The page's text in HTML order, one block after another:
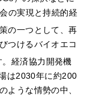
の実現と持続的経
の一つとして、再
つけるバイオエコ
経済協力開発機
は2030年に約200
ような情勢の中、